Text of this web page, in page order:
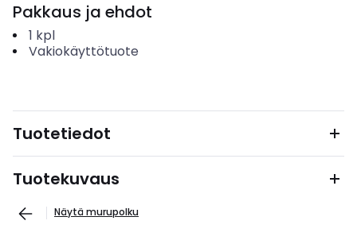
Pakkaus ja ehdot
1 kpl
Vakiokäyttötuote
Tuotetiedot
Tuotekuvaus
Näytä murupolku